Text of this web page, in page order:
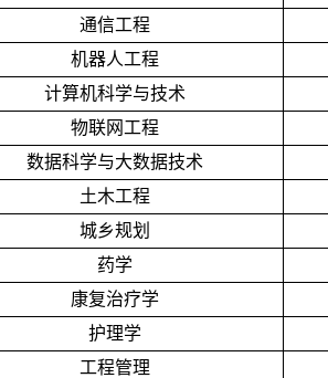
通信工程
机器人工程
计算机科学与技术
物联网工程
数据科学与大数据技术
土木工程
城乡规划
药学
康复治疗学
护理学
工程管理